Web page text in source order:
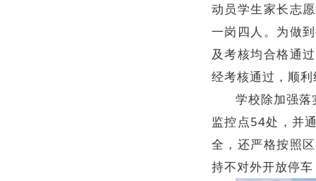
动员学生家长志
一岗四人。为做
及考核均合格通
经考核通过，顺
学校除加强
监控点54处，并
全，还严格按照区
持不对外开放停